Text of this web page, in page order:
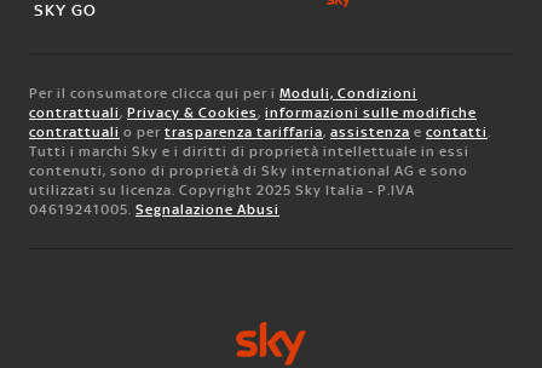
SKY GO
Per il consumatore clicca qui per i Moduli, Condizioni
contrattuali, Privacy & Cookies, informazioni sulle modifiche
contrattuali o per trasparenza tariffaria, assistenza e contatti.
Tutti i marchi Sky e i diritti di proprietà intellettuale in essi
contenuti, sono di proprietà di Sky international AG e sono
utilizzati su licenza. Copyright 2025 Sky Italia - P.IVA
04619241005. Segnalazione Abusi